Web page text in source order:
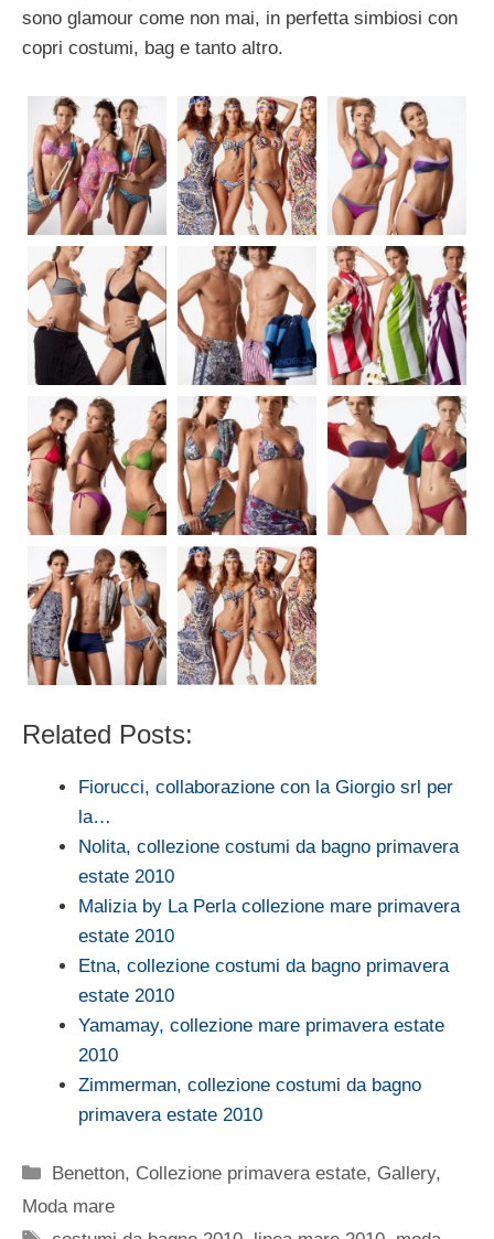
sono glamour come non mai, in perfetta simbiosi con
copri costumi, bag e tanto altro.
Related Posts:
Fiorucci, collaborazione con la Giorgio srl per
la…
Nolita, collezione costumi da bagno primavera
estate 2010
Malizia by La Perla collezione mare primavera
estate 2010
Etna, collezione costumi da bagno primavera
estate 2010
Yamamay, collezione mare primavera estate
2010
Zimmerman, collezione costumi da bagno
primavera estate 2010
Categorie
Benetton, Collezione primavera estate, Gallery,
Moda mare